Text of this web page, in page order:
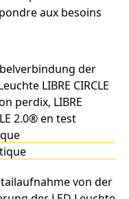
aux besoins